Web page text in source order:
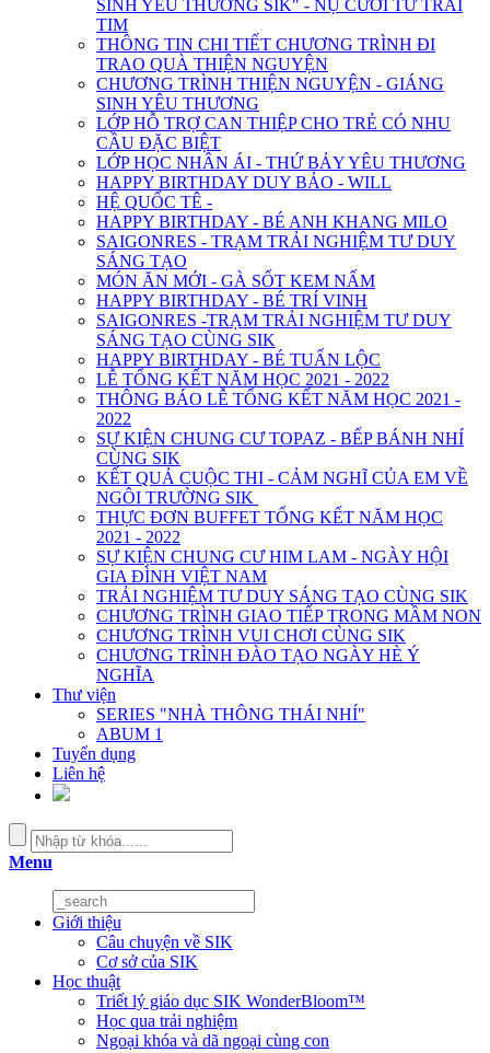
SINH YÊU THƯƠNG SIK" - NỤ CƯỜI TỪ TRÁI
TIM
THÔNG TIN CHI TIẾT CHƯƠNG TRÌNH ĐI
TRAO QUÀ THIỆN NGUYỆN
CHƯƠNG TRÌNH THIỆN NGUYỆN - GIÁNG
SINH YÊU THƯƠNG
LỚP HỖ TRỢ CAN THIỆP CHO TRẺ CÓ NHU
CẦU ĐẶC BIỆT
LỚP HỌC NHÂN ÁI - THỨ BẢY YÊU THƯƠNG
HAPPY BIRTHDAY DUY BẢO - WILL
HỆ QUỐC TÊ -
HAPPY BIRTHDAY - BÉ ANH KHANG MILO
SAIGONRES - TRẠM TRẢI NGHIỆM TƯ DUY
SÁNG TẠO
MÓN ĂN MỚI - GÀ SỐT KEM NẤM
HAPPY BIRTHDAY - BÉ TRÍ VINH
SAIGONRES -TRẠM TRẢI NGHIỆM TƯ DUY
SÁNG TẠO CÙNG SIK
HAPPY BIRTHDAY - BÉ TUẤN LỘC
LỄ TỔNG KẾT NĂM HỌC 2021 - 2022
THÔNG BÁO LỄ TỔNG KẾT NĂM HỌC 2021 -
2022
SỰ KIỆN CHUNG CƯ TOPAZ - BẾP BÁNH NHÍ
CÙNG SIK
KẾT QUẢ CUỘC THI - CẢM NGHĨ CỦA EM VỀ
NGÔI TRƯỜNG SIK
THỰC ĐƠN BUFFET TỔNG KẾT NĂM HỌC
2021 - 2022
SỰ KIỆN CHUNG CƯ HIM LAM - NGÀY HỘI
GIA ĐÌNH VIỆT NAM
TRẢI NGHIỆM TƯ DUY SÁNG TẠO CÙNG SIK
CHƯƠNG TRÌNH GIAO TIẾP TRONG MẦM NON
CHƯƠNG TRÌNH VUI CHƠI CÙNG SIK
CHƯƠNG TRÌNH ĐÀO TẠO NGÀY HÈ Ý
NGHĨA
Thư viện
SERIES "NHÀ THÔNG THÁI NHÍ"
ABUM 1
Tuyển dụng
Liên hệ
Menu
Giới thiệu
Câu chuyện về SIK
Cơ sở của SIK
Học thuật
Triết lý giáo dục SIK WonderBloom™
Học qua trải nghiệm
Ngoại khóa và dã ngoại cùng con